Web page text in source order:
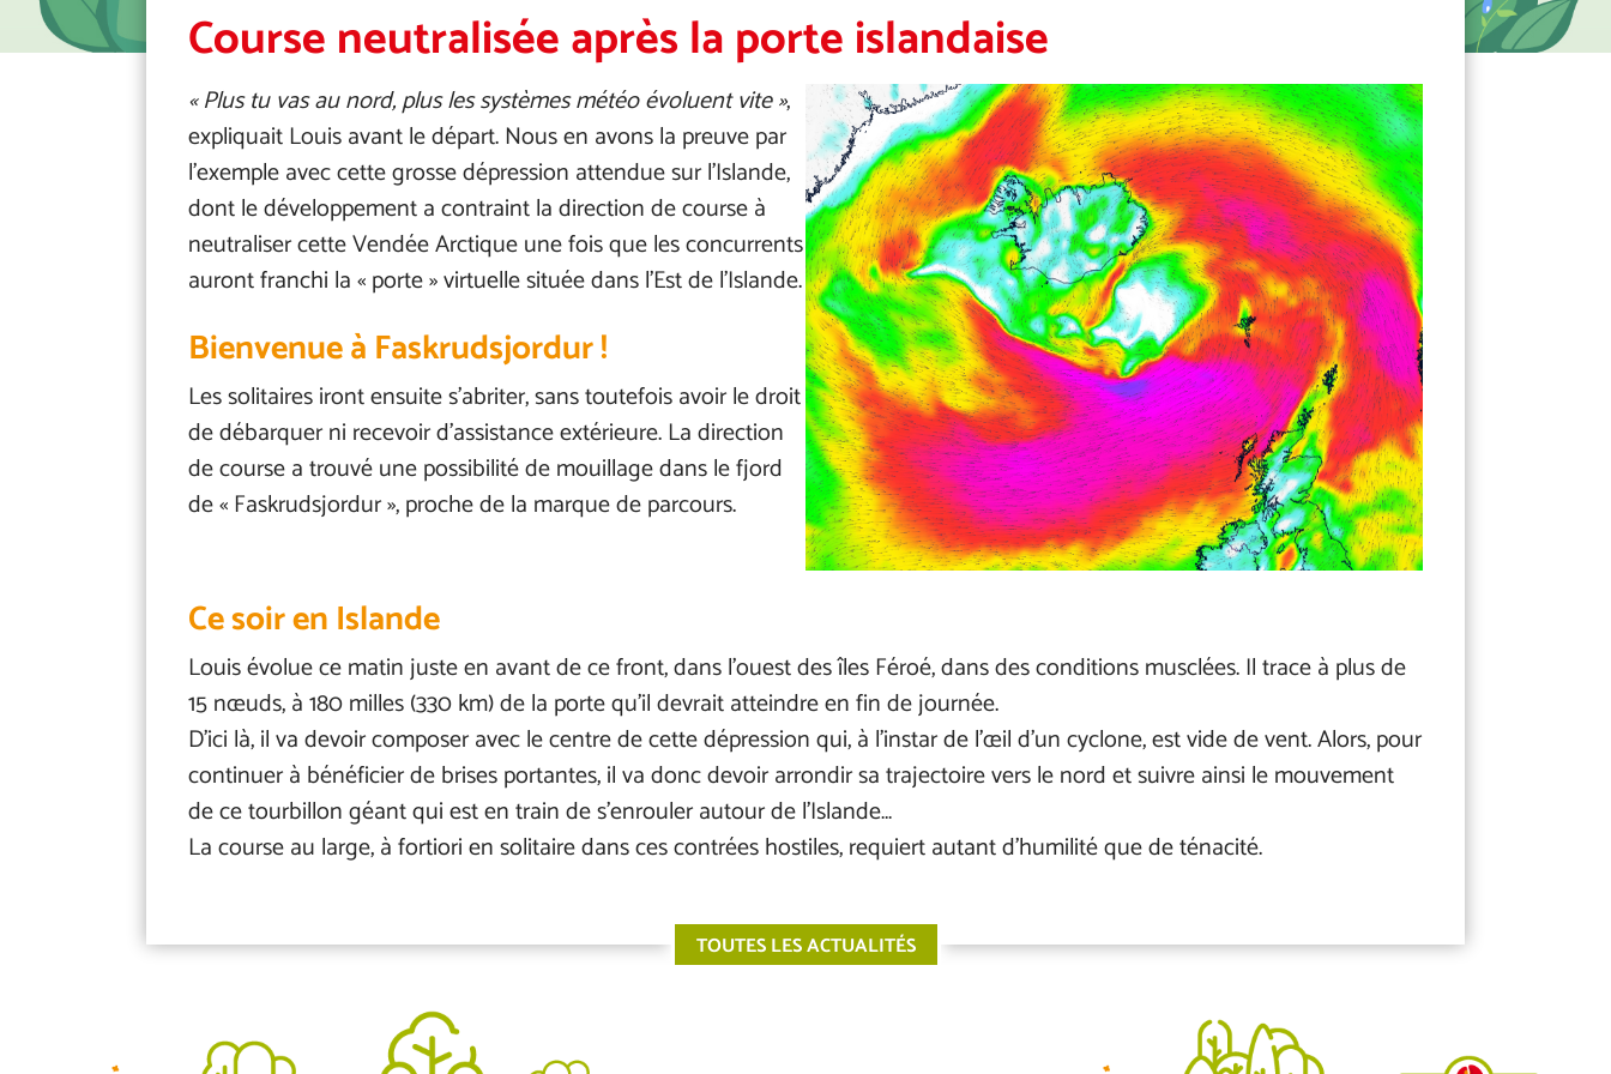
Course neutralisée après la porte islandaise
« Plus tu vas au nord, plus les systèmes météo évoluent vite »,
expliquait Louis avant le départ. Nous en avons la preuve par
l’exemple avec cette grosse dépression attendue sur l’Islande,
dont le développement a contraint la direction de course à
neutraliser cette Vendée Arctique une fois que les concurrents
auront franchi la « porte » virtuelle située dans l’Est de l’Islande.
Bienvenue à Faskrudsjordur !
Les solitaires iront ensuite s’abriter, sans toutefois avoir le droit
de débarquer ni recevoir d’assistance extérieure. La direction
de course a trouvé une possibilité de mouillage dans le fjord
de « Faskrudsjordur », proche de la marque de parcours.
Ce soir en Islande
Louis évolue ce matin juste en avant de ce front, dans l’ouest des îles Féroé, dans des conditions musclées. Il trace à plus de
15 nœuds, à 180 milles (330 km) de la porte qu’il devrait atteindre en fin de journée.
D’ici là, il va devoir composer avec le centre de cette dépression qui, à l’instar de l’œil d’un cyclone, est vide de vent. Alors, pour
continuer à bénéficier de brises portantes, il va donc devoir arrondir sa trajectoire vers le nord et suivre ainsi le mouvement
de ce tourbillon géant qui est en train de s’enrouler autour de l’Islande…
La course au large, à fortiori en solitaire dans ces contrées hostiles, requiert autant d’humilité que de ténacité.
TOUTES LES ACTUALITÉS